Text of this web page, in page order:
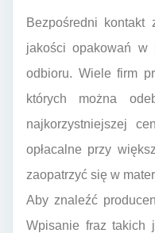
Bezpośredni
jakości opakowań w
odbioru. Wiele firm
których można
najkorzystniejszej
opłacalne przy
zaopatrzyć się w
Aby znaleźć
Wpisanie fraz takich